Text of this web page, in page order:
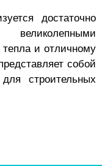
достаточно
и отличному
собой
строительных